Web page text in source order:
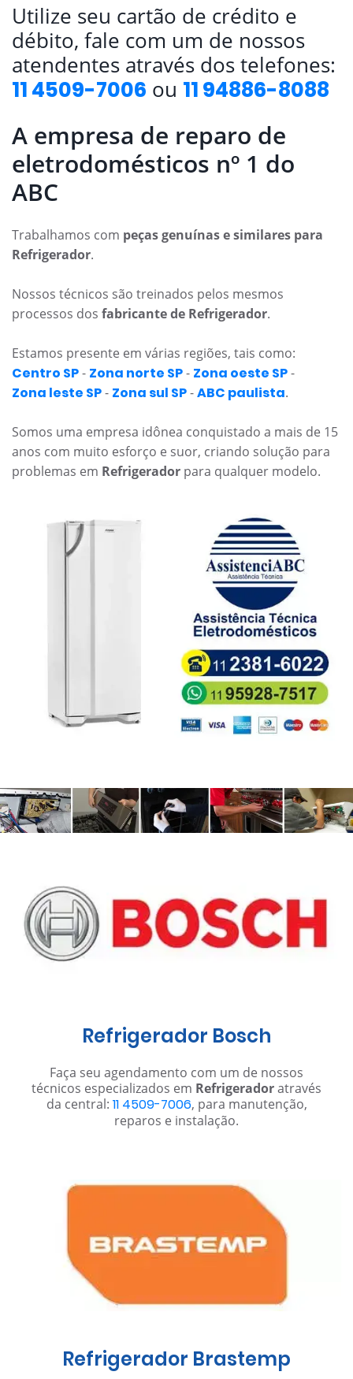
Utilize seu cartão de crédito e
débito, fale com um de nossos
atendentes através dos telefones:
11 4509-7006 ou 11 94886-8088
A empresa de reparo de
eletrodomésticos nº 1 do
ABC
Trabalhamos com peças genuínas e similares para
Refrigerador.
Nossos técnicos são treinados pelos mesmos
processos dos fabricante de Refrigerador.
Estamos presente em várias regiões, tais como:
Centro SP- Zona norte SP- Zona oeste SP-
Zona leste SP- Zona sul SP-ABC paulista.
Somos uma empresa idônea conquistado a mais de 15
anos com muito esforço e suor, criando solução para
problemas em Refrigerador para qualquer modelo.
Refrigerador Bosch
Faça seu agendamento com um de nossos
técnicos especializados em Refrigeradoratravés
da central: 11 4509-7006, para manutenção,
reparos e instalação.
Refrigerador Brastemp